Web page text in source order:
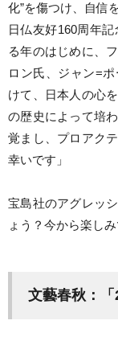
化”を傷つけ、自信
日仏友好160周年
る年のはじめに、
ロン氏、ジャン=
けて、日本人の心
の歴史によって培
覚まし、プロアク
幸いです」
宝島社のアグレッ
ょう？今から楽しみ
文藝春秋：「